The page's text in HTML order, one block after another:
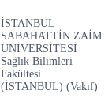
İSTANBUL
SABAHATTİN ZAİM
ÜNİVERSİTESİ
Sağlık Bilimleri
Fakültesi
(İSTANBUL) (Vakıf)